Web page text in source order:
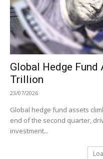
Global Hedge
Trillion
23/07/2026
Global hedge fund assets
end of the second quarter,
investment...